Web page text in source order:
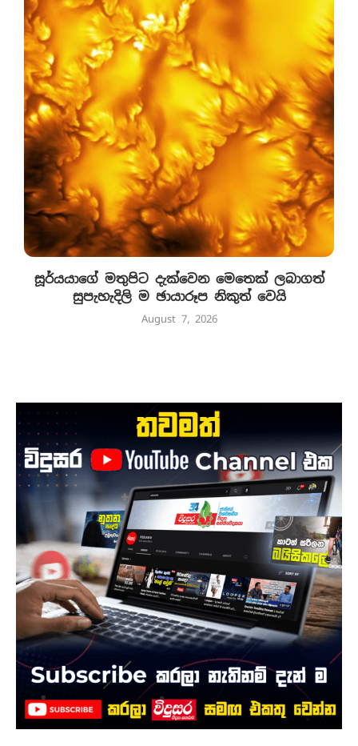
සූර්යයාගේ මතුපිට දැක්වෙන මෙතෙක් ලබාගත්
සුපැහැදිලි ම ඡායාරූප නිකුත් වෙයි
August 7, 2026